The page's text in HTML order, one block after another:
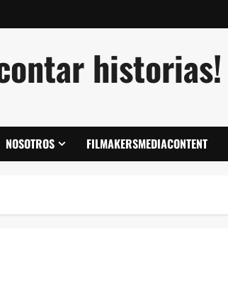
historias!
NOSOTROS FILMAKERSMEDIACONTENT